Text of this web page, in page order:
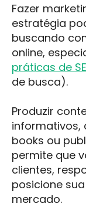
Fazer
estratégia
buscando
online,
práticas de
de busca).
Produzir
informativos,
books ou
permite que
clientes,
posicione
mercado.